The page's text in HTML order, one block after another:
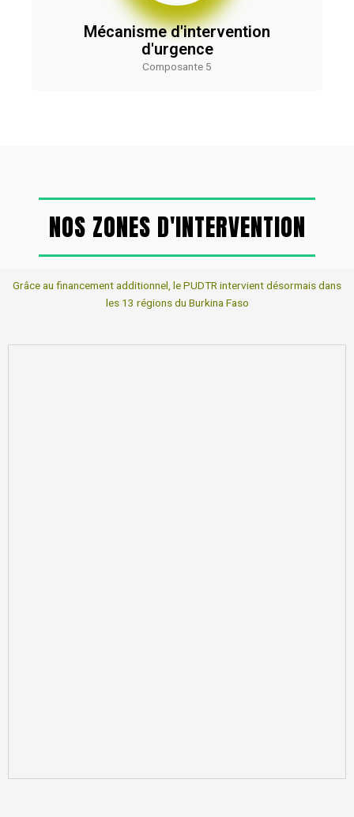
Mécanisme d'intervention
d'urgence
Composante 5
NOS ZONES D'INTERVENTION
Grâce au financement additionnel, le PUDTR intervient désormais dans
les 13 régions du Burkina Faso